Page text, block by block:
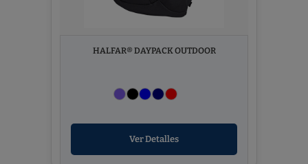
HALFAR® DAYPACK OUTDOOR
Ver Detalles